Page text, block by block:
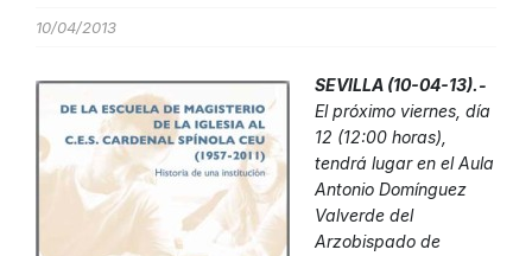
10/04/2013
SEVILLA (10-04-13).-
El próximo viernes, día
12 (12:00 horas),
tendrá lugar en el Aula
Antonio Domínguez
Valverde del
Arzobispado de